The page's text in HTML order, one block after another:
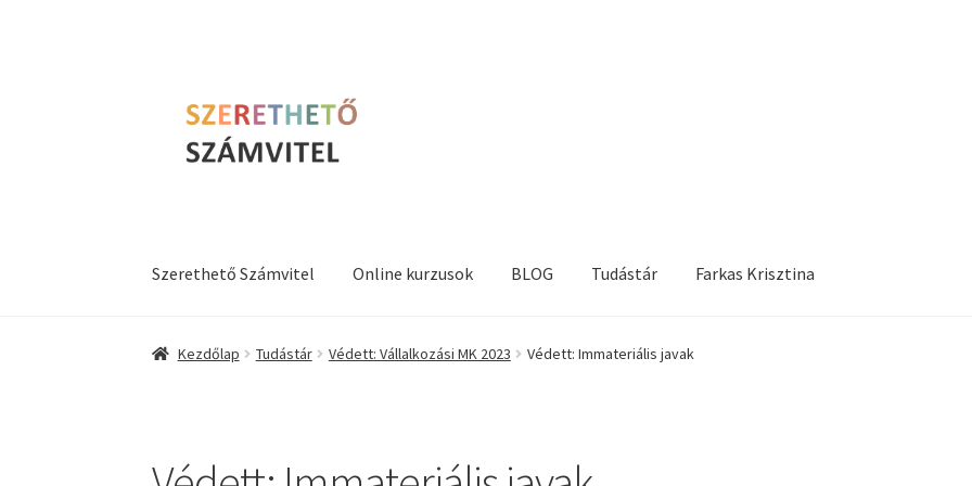
navigációhoz
tartalomba
Szerethető Számvitel Online kurzusok BLOG Tudástár Farkas Krisztina
Kezdőlap Tudástár Védett: Vállalkozási MK 2023 Védett: Immateriális javak